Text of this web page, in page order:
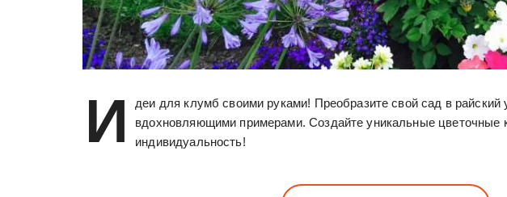
И
деи для клумб своими руками! Преобразите свой сад в райский
вдохновляющими примерами. Создайте уникальные
индивидуальность!